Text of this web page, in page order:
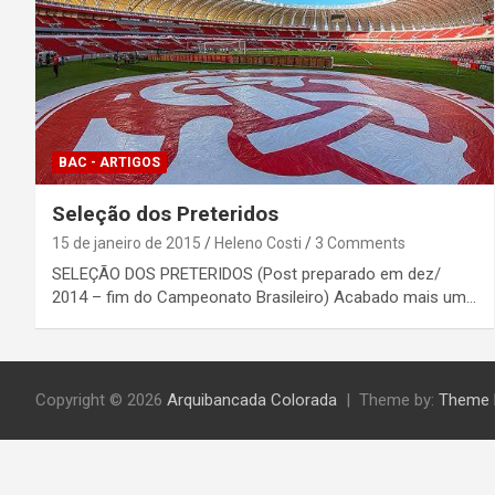
BAC - ARTIGOS
Seleção dos Preteridos
15 de janeiro de 2015 Heleno Costi 3 Comments
SELEÇÃO DOS PRETERIDOS​ (Post preparado em dez/
2014 – fim do Campeonato Brasileiro) ​Acabado mais um…
Copyright © 2026 Arquibancada Colorada Theme by: Theme